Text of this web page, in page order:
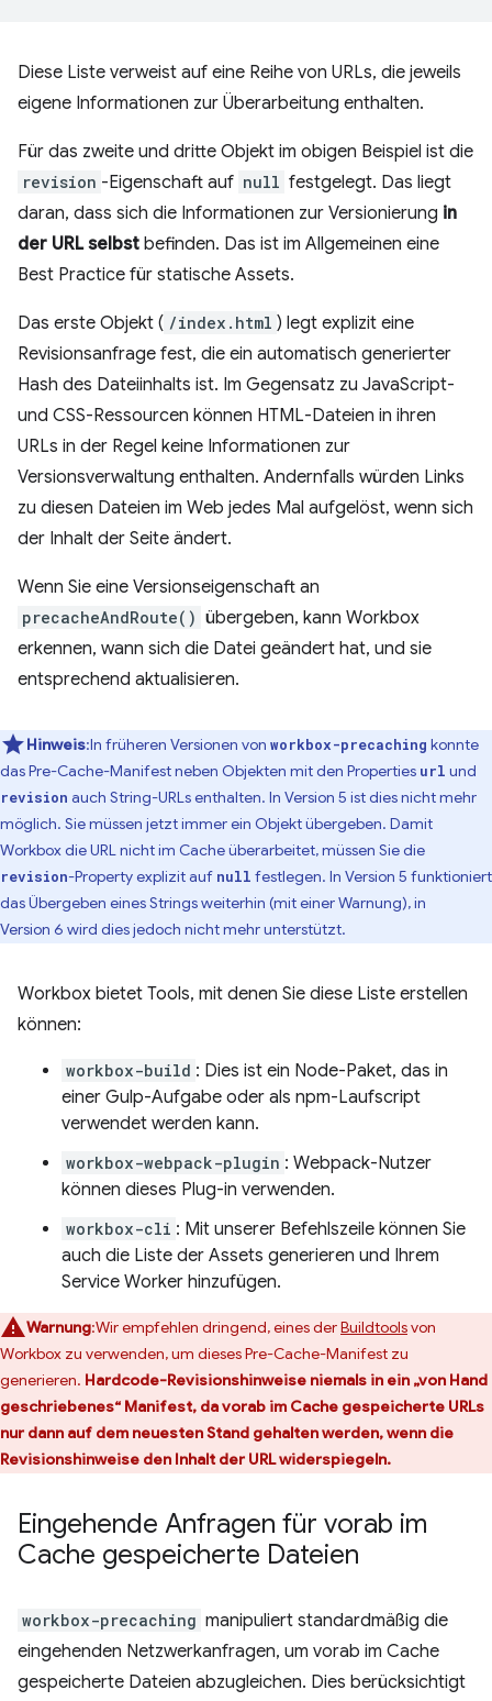
Diese Liste verweist auf eine Reihe von URLs, die jeweils
eigene Informationen zur Überarbeitung enthalten.
Für das zweite und dritte Objekt im obigen Beispiel ist die
revision -Eigenschaft auf null festgelegt. Das liegt
daran, dass sich die Informationen zur Versionierung in
der URL selbst befinden. Das ist im Allgemeinen eine
Best Practice für statische Assets.
Das erste Objekt ( /index.html ) legt explizit eine
Revisionsanfrage fest, die ein automatisch generierter
Hash des Dateiinhalts ist. Im Gegensatz zu JavaScript-
und CSS-Ressourcen können HTML-Dateien in ihren
URLs in der Regel keine Informationen zur
Versionsverwaltung enthalten. Andernfalls würden Links
zu diesen Dateien im Web jedes Mal aufgelöst, wenn sich
der Inhalt der Seite ändert.
Wenn Sie eine Versionseigenschaft an
precacheAndRoute() übergeben, kann Workbox
erkennen, wann sich die Datei geändert hat, und sie
entsprechend aktualisieren.
Hinweis:In früheren Versionen von workbox-precaching konnte
das Pre-Cache-Manifest neben Objekten mit den Properties url und
revision auch String-URLs enthalten. In Version 5 ist dies nicht mehr
möglich. Sie müssen jetzt immer ein Objekt übergeben. Damit
Workbox die URL nicht im Cache überarbeitet, müssen Sie die
revision-Property explizit auf null festlegen. In Version 5 funktioniert
das Übergeben eines Strings weiterhin (mit einer Warnung), in
Version 6 wird dies jedoch nicht mehr unterstützt.
Workbox bietet Tools, mit denen Sie diese Liste erstellen
können:
workbox-build : Dies ist ein Node-Paket, das in
einer Gulp-Aufgabe oder als npm-Laufscript
verwendet werden kann.
workbox-webpack-plugin : Webpack-Nutzer
können dieses Plug-in verwenden.
workbox-cli : Mit unserer Befehlszeile können Sie
auch die Liste der Assets generieren und Ihrem
Service Worker hinzufügen.
Warnung:Wir empfehlen dringend, eines derBuildtoolsvon
Workbox zu verwenden, um dieses Pre-Cache-Manifest zu
generieren. Hardcode-Revisionshinweise niemals in ein „von Hand
geschriebenes“ Manifest, da vorab im Cache gespeicherte URLs
nur dann auf dem neuesten Stand gehalten werden, wenn die
Revisionshinweise den Inhalt der URL widerspiegeln.
Eingehende Anfragen für vorab im
Cache gespeicherte Dateien
workbox-precaching manipuliert standardmäßig die
eingehenden Netzwerkanfragen, um vorab im Cache
gespeicherte Dateien abzugleichen. Dies berücksichtigt